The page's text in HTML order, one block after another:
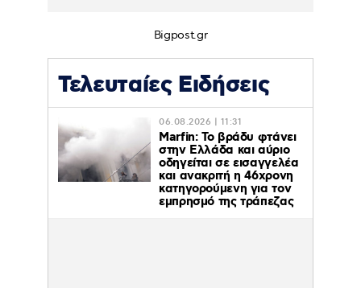
Bigpost.gr
Τελευταίες Ειδήσεις
06.08.2026 | 11:31
Marfin: Το βράδυ φτάνει
στην Ελλάδα και αύριο
οδηγείται σε εισαγγελέα
και ανακριτή η 46χρονη
κατηγορούμενη για τον
εμπρησμό της τράπεζας